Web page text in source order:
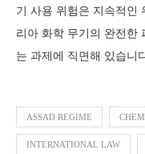
기 사용 위험은 지속적인
리아 화학 무기의 완전한
는 과제에 직면해 있습니
ASSAD REGIME
INTERNATIONAL LAW